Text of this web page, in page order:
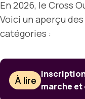
En 2026, le Cross
Voici un aperçu
catégories :
À lire marche et